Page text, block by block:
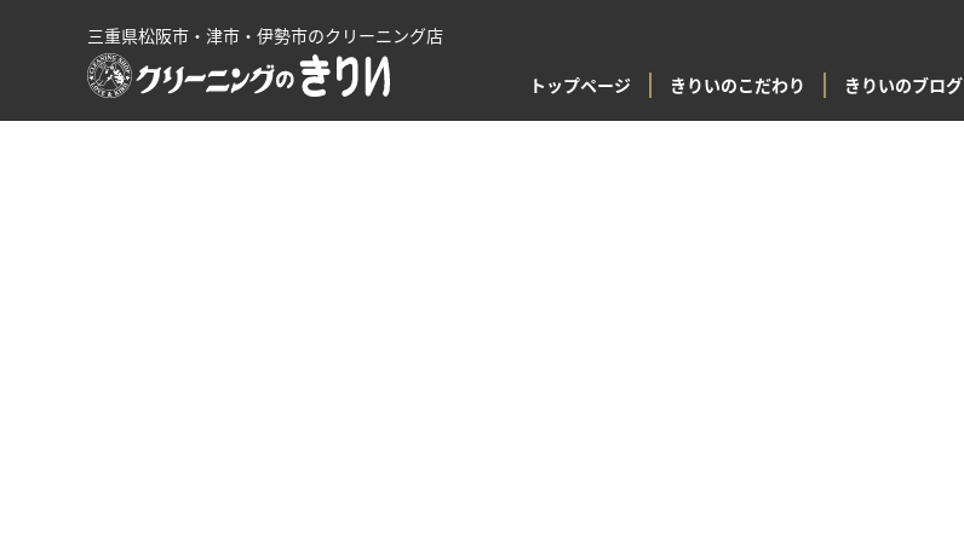
三重県松阪市・津市・伊勢市のクリーニング店
トップページ きりいのこだわり きりいのブログ